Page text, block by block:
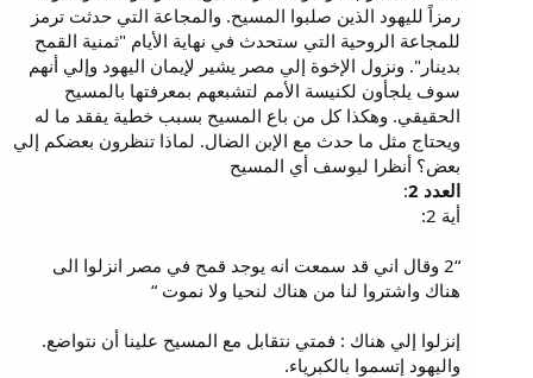
رمزاً لليهود الذين صلبوا المسيح. والمجاعة التي حدثت ترمز
للمجاعة الروحية التي ستحدث في نهاية الأيام "ثمنية القمح
بدينار". ونزول الإخوة إلي مصر يشير لإيمان اليهود وإلي أنهم
سوف يلجأون لكنيسة الأمم لتشبعهم بمعرفتها بالمسيح
الحقيقي. وهكذا كل من باع المسيح بسبب خطية يفقد ما له
ويحتاج مثل ما حدث مع الإبن الضال. لماذا تنظرون بعضكم إلي
بعض؟ أنظرا ليوسف أي المسيح
العدد 2
:
أية 2:
“2 وقال اني قد سمعت انه يوجد قمح في مصر انزلوا الى
هناك واشتروا لنا من هناك لنحيا ولا نموت “
إنزلوا إلي هناك : فمتي نتقابل مع المسيح علينا أن نتواضع.
واليهود إتسموا بالكبرياء.